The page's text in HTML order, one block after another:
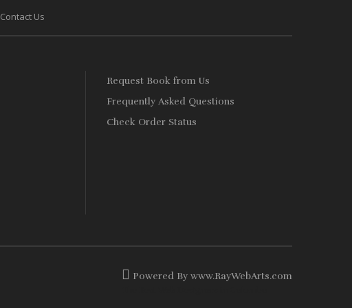
Contact Us
Request Book from Us
Frequently Asked Questions
Check Order Status
Powered By www.RayWebArts.com